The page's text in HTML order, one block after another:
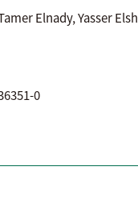
Elnady, Yasser
0